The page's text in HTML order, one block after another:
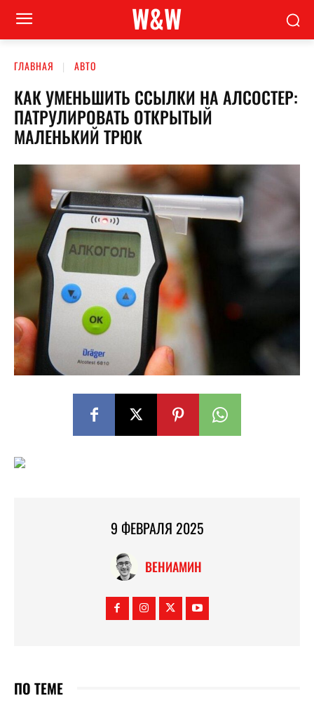
W&W
ГЛАВНАЯ АВТО
КАК УМЕНЬШИТЬ ССЫЛКИ НА АЛСОСТЕР:
ПАТРУЛИРОВАТЬ ОТКРЫТЫЙ
МАЛЕНЬКИЙ ТРЮК
9 ФЕВРАЛЯ 2025
ВЕНИАМИН
ПО ТЕМЕ